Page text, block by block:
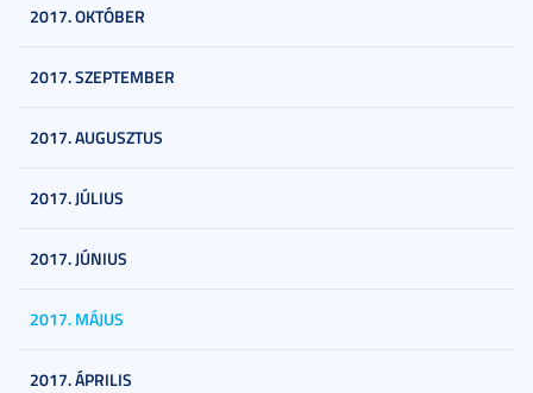
2017. OKTÓBER
2017. SZEPTEMBER
2017. AUGUSZTUS
2017. JÚLIUS
2017. JÚNIUS
2017. MÁJUS
2017. ÁPRILIS